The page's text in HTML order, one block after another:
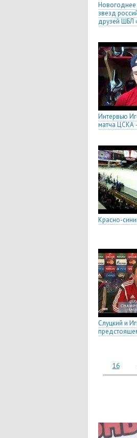
Новогоднее
звезд
друзей ШБЛ
Интервью
матча ЦСКА
Красно-
Слуцкий и
16